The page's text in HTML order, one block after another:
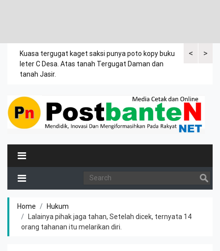
<
Kuasa tergugat kaget saksi punya poto kopy buku
leter C Desa. Atas tanah Tergugat Daman dan
tanah Jasir.
Dalam>
Home
Hukum
Lalainya pihak jaga tahan, Setelah dicek, ternyata 14
orang tahanan itu melarikan diri.